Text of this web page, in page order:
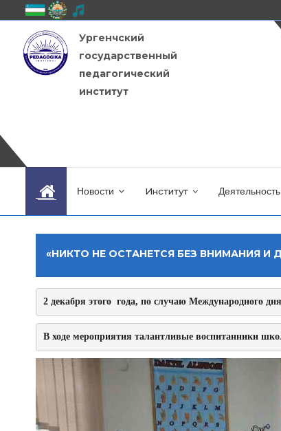
Ургенчский
государственный
педагогический
институт
Новости Институт Деятельность
«НИКТО НЕ ОСТАНЕТСЯ БЕЗ ВНИМАНИЯ И
2 декабря этого  года, по случаю
В ходе мероприятия талантливые воспитанники